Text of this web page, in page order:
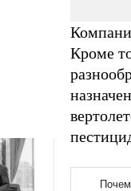
Кроме